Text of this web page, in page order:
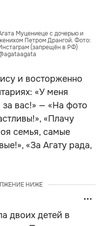
Муцениеце с дочерью и
Петром Дрангой. Фото:
(запрещён в РФ)
и восторженно
«У меня
за вас!» — «На фото
«Плачу
семья, самые
«За Агату рада,
НИЖЕ
двоих детей в